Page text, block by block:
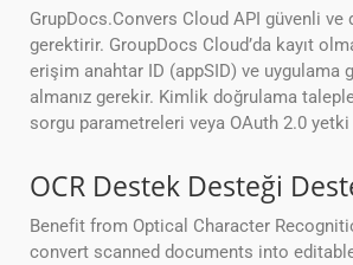
GrupDocs.Convers Cloud API güvenli ve
gerektirir. GroupDocs Cloud’da kayıt
erişim anahtar ID (appSID) ve uygulama
almanız gerekir. Kimlik doğrulama
sorgu parametreleri veya OAuth 2.0 yetki
OCR Destek Desteği
Benefit from Optical Character
convert scanned documents into